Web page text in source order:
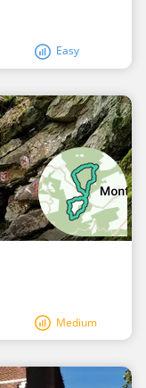
Easy
Medium